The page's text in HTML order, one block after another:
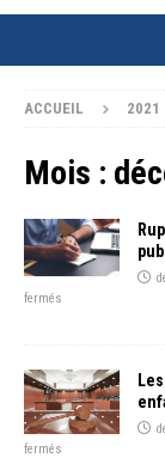
ACCUEIL 2021
Mois :
fermés
fermés